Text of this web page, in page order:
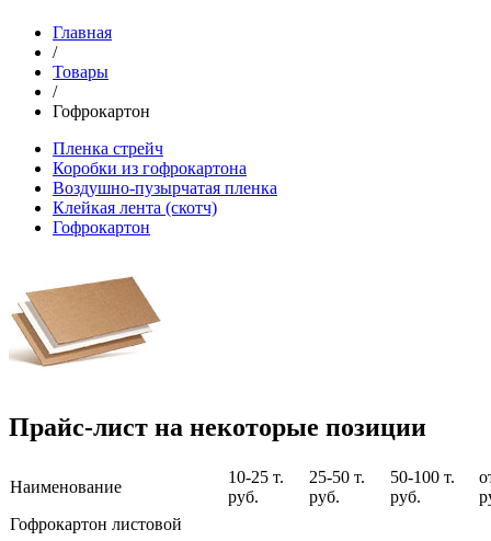
Главная
/
Товары
/
Гофрокартон
Пленка стрейч
Коробки из гофрокартона
Воздушно-пузырчатая пленка
Клейкая лента (скотч)
Гофрокартон
Прайс-лист на некоторые позиции
Наименование
10-25 т.
руб.
25-50 т.
руб.
50-100 т.
руб.
Гофрокартон листовой